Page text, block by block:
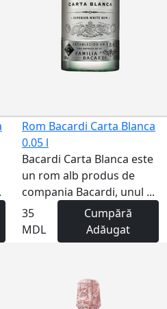
Rom Bacardi Carta Blanca
0.05 l
Bacardi Carta Blanca este
un rom alb produs de
compania Bacardi, unul ...
35
MDL
Cumpără
Adăugat